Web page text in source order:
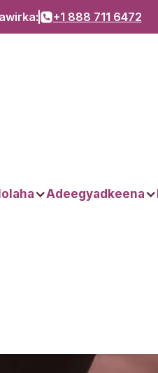
+1 888 711 6472
Adeegyadkeena